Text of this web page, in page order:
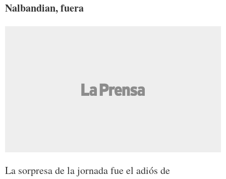
Nalbandian, fuera
La sorpresa de la jornada fue el adiós de